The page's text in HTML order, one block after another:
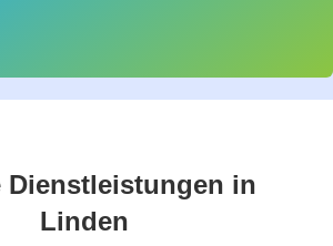
Dienstleistungen in
Linden